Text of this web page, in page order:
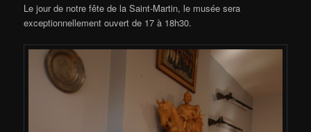
Le jour de notre fête de la Saint-Martin, le musée sera
exceptionnellement ouvert de 17 à 18h30.